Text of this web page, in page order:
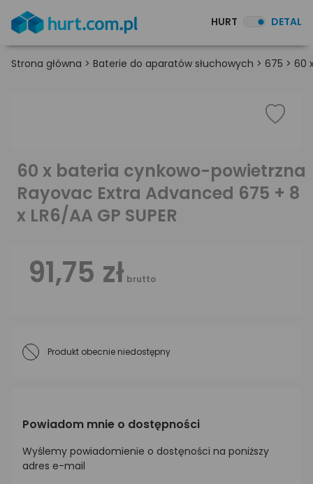
HURT DETAL
Strona główna > Baterie do aparatów słuchowych > 675 > 60
60 x bateria cynkowo-powietrzna
Rayovac Extra Advanced 675 + 8
x LR6/AA GP SUPER
91,75 zł brutto
Produkt obecnie niedostępny
Powiadom mnie o dostępności
Wyślemy powiadomienie o dostęności na poniższy
adres e-mail